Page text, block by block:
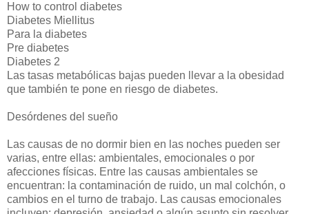
How to control diabetes
Diabetes Miellitus
Para la diabetes
Pre diabetes
Diabetes 2
Las tasas metabólicas bajas pueden llevar a la obesidad
que también te pone en riesgo de diabetes.
Desórdenes del sueño
Las causas de no dormir bien en las noches pueden ser
varias, entre ellas: ambientales, emocionales o por
afecciones físicas. Entre las causas ambientales se
encuentran: la contaminación de ruido, un mal colchón, o
cambios en el turno de trabajo. Las causas emocionales